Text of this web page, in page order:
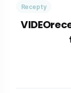
Recepty